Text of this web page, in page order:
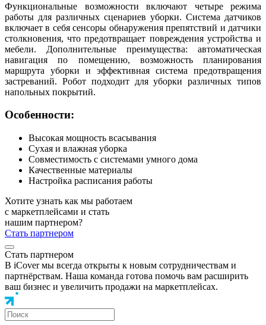
Функциональные возможности включают четыре режима
работы для различных сценариев уборки. Система датчиков
включает в себя сенсоры обнаружения препятствий и датчики
столкновения, что предотвращает повреждения устройства и
мебели. Дополнительные преимущества: автоматическая
навигация по помещению, возможность планирования
маршрута уборки и эффективная система предотвращения
застреваний. Робот подходит для уборки различных типов
напольных покрытий.
Особенности:
Высокая мощность всасывания
Сухая и влажная уборка
Совместимость с системами умного дома
Качественные материалы
Настройка расписания работы
Хотите узнать как мы работаем
с маркетплейсами и стать
нашим партнером?
Стать партнером
Стать партнером
В iCover мы всегда открыты к новым сотрудничествам и
партнёрствам. Наша команда готова помочь вам расширить
ваш бизнес и увеличить продажи на маркетплейсах.